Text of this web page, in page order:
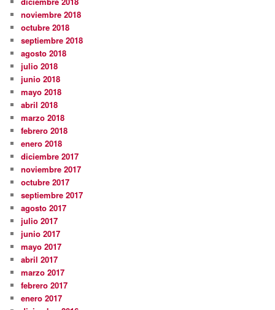
noviembre 2018
octubre 2018
septiembre 2018
agosto 2018
julio 2018
junio 2018
mayo 2018
abril 2018
marzo 2018
febrero 2018
enero 2018
diciembre 2017
noviembre 2017
octubre 2017
septiembre 2017
agosto 2017
julio 2017
junio 2017
mayo 2017
abril 2017
marzo 2017
febrero 2017
enero 2017